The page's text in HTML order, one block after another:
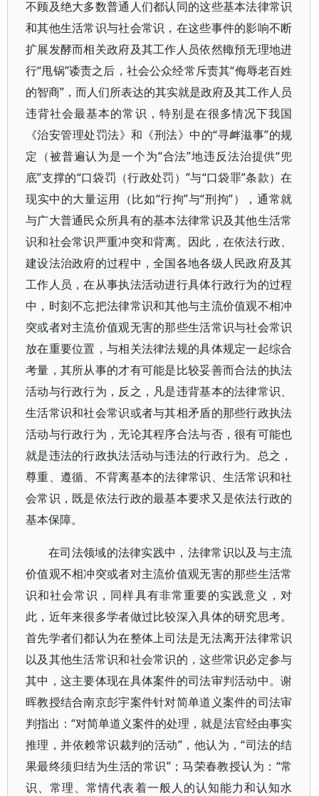
不顾及绝大多数普通人们都认同的这些基本法律常识
和其他生活常识与社会常识，在这些事件的影响不断
扩展发酵而相关政府及其工作人员依然輙預无理地进
行“甩锅”诿责之后，社会公众经常斥责其“侮辱老百姓
的智商”，而人们所表达的其实就是政府及其工作人员
违背社会最基本的常识，特别是在很多情况下我国
《治安管理处罚法》和《刑法》中的“寻衅滋事”的规
定（被普遍认为是一个为“合法”地违反法治提供“兜
底”支撑的“口袋罚（行政处罚）”与“口袋罪”条款）在
现实中的大量运用（比如“行拘”与“刑拘”），通常就
与广大普通民众所具有的基本法律常识及其他生活常
识和社会常识严重冲突和背离。因此，在依法行政、
建设法治政府的过程中，全国各地各级人民政府及其
工作人员，在从事执法活动进行具体行政行为的过程
中，时刻不忘把法律常识和其他与主流价值观不相冲
突或者对主流价值观无害的那些生活常识与社会常识
放在重要位置，与相关法律法规的具体规定一起综合
考量，其所从事的才有可能是比较妥善而合法的执法
活动与行政行为，反之，凡是违背基本的法律常识、
生活常识和社会常识或者与其相矛盾的那些行政执法
活动与行政行为，无论其程序合法与否，很有可能也
就是违法的行政执法活动与违法的行政行为。总之，
尊重、遵循、不背离基本的法律常识、生活常识和社
会常识，既是依法行政的最基本要求又是依法行政的
基本保障。
在司法领域的法律实践中，法律常识以及与主流
价值观不相冲突或者对主流价值观无害的那些生活常
识和社会常识，同样具有非常重要的实践意义，对
此，近年来很多学者做过比较深入具体的研究思考。
首先学者们都认为在整体上司法是无法离开法律常识
以及其他生活常识和社会常识的，这些常识必定参与
其中，这主要体现在具体案件的司法审判活动中。谢
晖教授结合南京彭宇案件针对简单道义案件的司法审
判指出：“对简单道义案件的处理，就是法官经由事实
推理，并依赖常识裁判的活动”，他认为，“司法的结
果最终须归结为生活的常识”；马荣春教授认为：“常
识、常理、常情代表着一般人的认知能力和认知水